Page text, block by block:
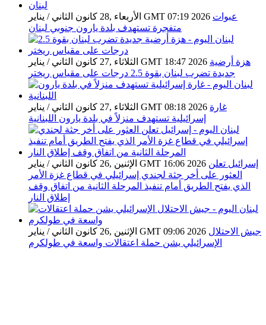
الأربعاء ,28 كانون الثاني / يناير GMT 07:19 2026 عبوات
متفجرة تستهدف بلدة يارون جنوبي لبنان
الثلاثاء ,27 كانون الثاني / يناير GMT 18:47 2026 هزة أرضية
جديدة تضرب لبنان بقوة 2.5 درجات على مقياس ريختر
الثلاثاء ,27 كانون الثاني / يناير GMT 08:18 2026 غارة
إسرائيلية تستهدف منزلاً في بلدة يارون اللبنانية
الإثنين ,26 كانون الثاني / يناير GMT 16:06 2026 إسرائيل تعلن
العثور على أخر جثة لجندي إسرائيلي في قطاع غزة الأمر
الذي يفتح الطريق أمام تنفيذ المرحلة الثانية من اتفاق وقف
إطلاق النار
الإثنين ,26 كانون الثاني / يناير GMT 09:06 2026 جيش الاحتلال
الإسرائيلي يشن حملة اعتقالات واسعة في طولكرم